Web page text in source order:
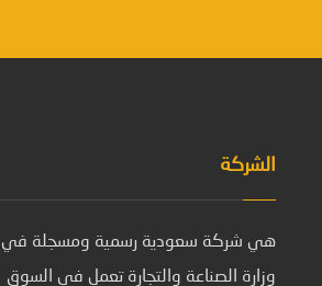
الشركة
هي شركة سعودية رسمية ومسجلة في
وزارة الصناعة والتجارة تعمل في السوق